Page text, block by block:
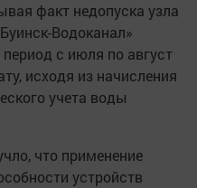
факт недопуска узла
Водоканал»
с июля по август
исходя из начисления
учета воды
что применение
устройств